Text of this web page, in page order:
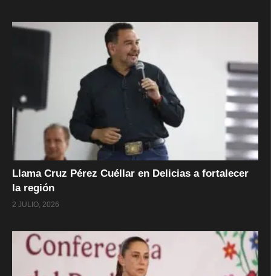
Llama Cruz Pérez Cuéllar en Delicias a fortalecer
la región
2 JULIO, 2026